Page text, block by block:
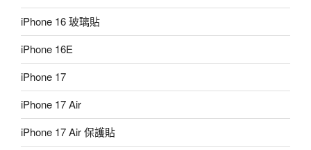
iPhone 16 玻璃貼
iPhone 16E
iPhone 17
iPhone 17 Air
iPhone 17 Air 保護貼